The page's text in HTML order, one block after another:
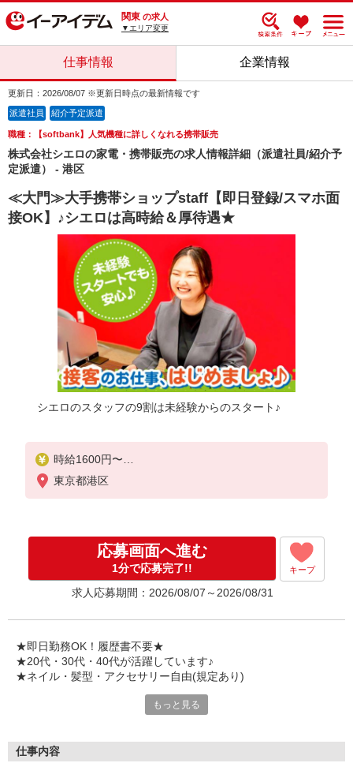
関東 の求人
▼エリア変更
仕事情報 企業情報
更新日：2026/08/07 ※更新日時点の最新情報です
派遣社員 紹介予定派遣
職種：【softbank】人気機種に詳しくなれる携帯販売
株式会社シエロの家電・携帯販売の求人情報詳細（派遣社員/紹介予
定派遣） - 港区
≪大門≫大手携帯ショップstaff【即日登録/スマホ面
接OK】♪シエロは高時給＆厚待遇★
シエロのスタッフの9割は未経験からのスタート♪
時給1600円〜
※残業代支給
★交通費別途支給（規定あり）
入社祝い金10万円支給(規定有)
お友達を紹介頂くと,
インセンティブ支給(規定有)
゜・。○。・゜+゜・。○。・゜+゜
東京都港区
応募画面へ進む
1分で応募完了!! キープ
求人応募期間：2026/08/07～2026/08/31
★即日勤務OK！履歴書不要★
★20代・30代・40代が活躍しています♪
★ネイル・髪型・アクセサリー自由(規定あり)
シエロのスタッフは9割が未経験スタート。
ずっと先まで役に立ちます！
もっと見る
仕事内容